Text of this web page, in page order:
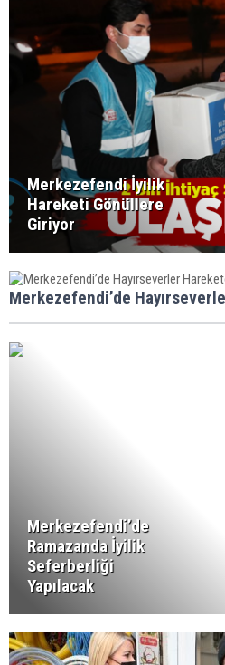
Merkezefendi İyilik
Hareketi Gönüllere
Giriyor
Merkezefendi’de
Merkezefendi’de
Ramazanda İyilik
Seferberliği
Yapılacak